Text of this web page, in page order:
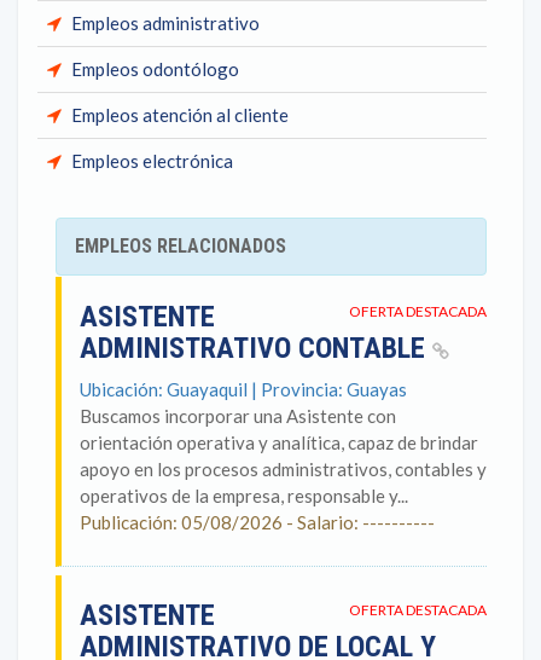
Empleos administrativo
Empleos odontólogo
Empleos atención al cliente
Empleos electrónica
EMPLEOS RELACIONADOS
OFERTA DESTACADA
ASISTENTE
ADMINISTRATIVO CONTABLE
Ubicación: Guayaquil | Provincia: Guayas
Buscamos incorporar una Asistente con
orientación operativa y analítica, capaz de brindar
apoyo en los procesos administrativos, contables y
operativos de la empresa, responsable y...
Publicación: 05/08/2026 - Salario: ----------
OFERTA DESTACADA
ASISTENTE
ADMINISTRATIVO DE LOCAL Y